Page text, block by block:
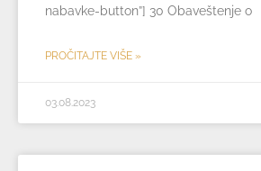
nabavke-button”] 30 Obaveštenje o
PROČITAJTE VIŠE »
03.08.2023